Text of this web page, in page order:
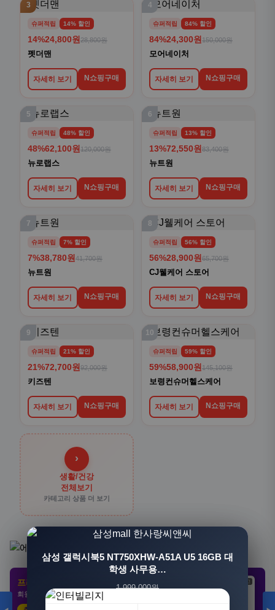
3
슈퍼적립 14% 할인
14%24,800원 28,800원
펫더맨
자세히 보기 N쇼핑구매
4
슈퍼적립 84% 할인
84%24,300원 150,000원
모어네이처
자세히 보기 N쇼핑구매
5
슈퍼적립 48% 할인
48%62,100원 120,000원
뉴로랩스
자세히 보기 N쇼핑구매
6
슈퍼적립 13% 할인
13%72,550원 83,400원
뉴트원
자세히 보기 N쇼핑구매
7
슈퍼적립 7% 할인
7%38,780원 41,700원
뉴트원
자세히 보기 N쇼핑구매
8
슈퍼적립 56% 할인
56%28,900원 65,700원
CJ웰케어 스토어
자세히 보기 N쇼핑구매
9
슈퍼적립 21% 할인
21%72,700원 92,000원
키즈텐
자세히 보기 N쇼핑구매
10
슈퍼적립 59% 할인
59%58,900원 145,100원
보령컨슈머헬스케어
자세히 보기 N쇼핑구매
›
생활/건강
전체보기
카테고리 상품 더 보기
프리미엄 제휴 사이트
회원 전용 특가 · 놓치면 손해
광고
[3+1] 동국제약 마이핏 V 활성엽산 임신준비 임산
부영양 30정, 4개
100,000원
삼성 갤럭시북5 NT750XHW-A51A U5 16GB 대
학생 사무용…
1,999,000원